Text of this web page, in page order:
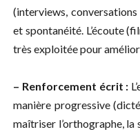
(interviews,
et spontanéi­té. L’écoute
très exploitée pour
– Renforcement écrit :
manière progressive
maîtriser l’orthographe, la